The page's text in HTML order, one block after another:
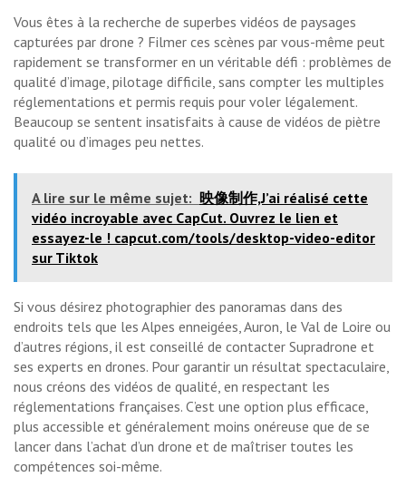
Vous êtes à la recherche de superbes vidéos de paysages
capturées par drone ? Filmer ces scènes par vous-même peut
rapidement se transformer en un véritable défi : problèmes de
qualité d’image, pilotage difficile, sans compter les multiples
réglementations et permis requis pour voler légalement.
Beaucoup se sentent insatisfaits à cause de vidéos de piètre
qualité ou d’images peu nettes.
A lire sur le même sujet: 映像制作,J’ai réalisé cette
vidéo incroyable avec CapCut. Ouvrez le lien et
essayez-le ! capcut.com/tools/desktop-video-editor
sur Tiktok
Si vous désirez photographier des panoramas dans des
endroits tels que les Alpes enneigées, Auron, le Val de Loire ou
d’autres régions, il est conseillé de contacter Supradrone et
ses experts en drones. Pour garantir un résultat spectaculaire,
nous créons des vidéos de qualité, en respectant les
réglementations françaises. C’est une option plus efficace,
plus accessible et généralement moins onéreuse que de se
lancer dans l’achat d’un drone et de maîtriser toutes les
compétences soi-même.